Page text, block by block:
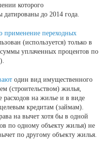
которого
датированы до 2014 года.
применение переходных
(используется) только в
уплаченных процентов по
один вид имущественного
(строительством) жилья,
расходов на жилье и в виде
кредитам (займам).
на вычет хотя бы в одной
по одному объекту жилья) не
по другому объекту жилья.